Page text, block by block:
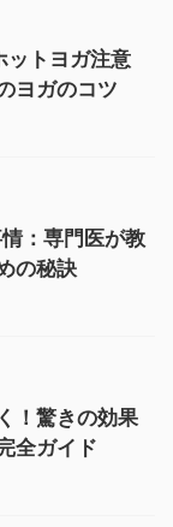
ットヨガ注意
ヨガのコツ
：専門医が教
の秘訣
！驚きの効果
全ガイド